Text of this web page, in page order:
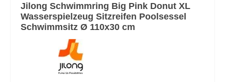
Jilong Schwimmring Big Pink Donut XL
Wasserspielzeug Sitzreifen Poolsessel
Schwimmsitz Ø 110x30 cm